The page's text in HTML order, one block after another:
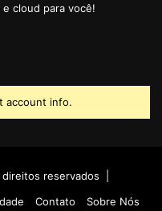
cloud para você!
account info.
reservados |
Contato
Sobre Nós